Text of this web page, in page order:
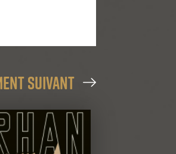
suivant